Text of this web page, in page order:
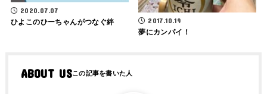
2020.07.07
ひよこのひーちゃんがつなぐ絆 2017.10.19
夢にカンパイ！
ABOUT US